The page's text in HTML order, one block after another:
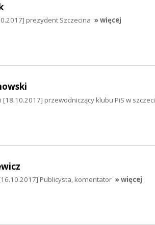
prezydent Szczecina » więcej
[18.10.2017] przewodniczący klubu PiS w
Publicysta, komentator » więcej